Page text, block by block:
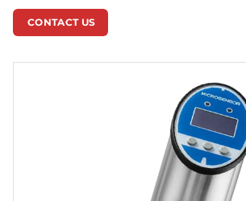
CONTACT US